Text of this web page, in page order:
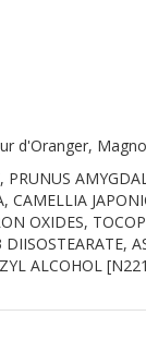
d'Oranger,
CAMELLIA
OXIDES,
ALCOHOL